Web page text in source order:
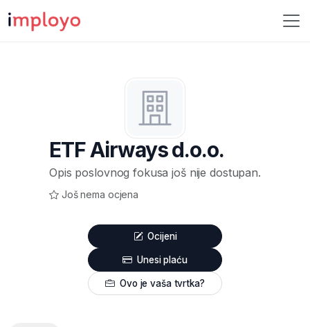
ETF Airways d.o.o.
Opis poslovnog fokusa još nije dostupan.
Još nema ocjena
Ocijeni
Unesi plaću
Ovo je vaša tvrtka?